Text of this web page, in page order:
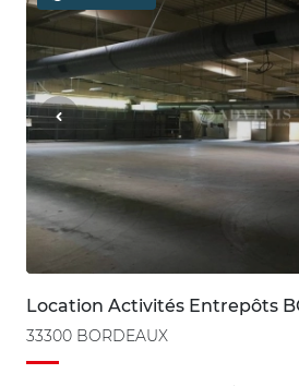
Location Activités Entrepôts
33300 BORDEAUX